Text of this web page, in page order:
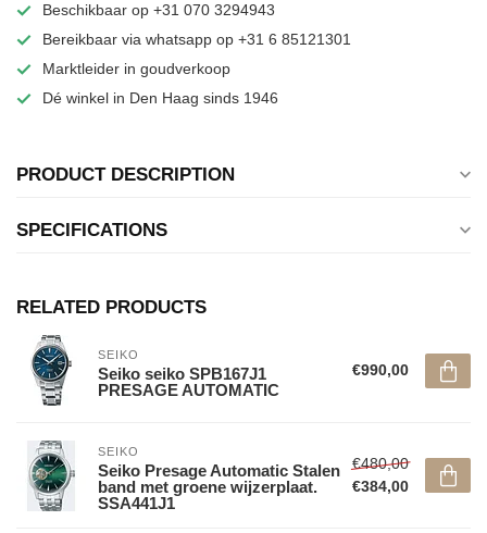
Beschikbaar op +31 070 3294943
Bereikbaar via whatsapp op +31 6 85121301
Marktleider in goudverkoop
Dé winkel in Den Haag sinds 1946
PRODUCT DESCRIPTION
SPECIFICATIONS
RELATED PRODUCTS
SEIKO
Seiko seiko SPB167J1
PRESAGE AUTOMATIC
€990,00
SEIKO
Seiko Presage Automatic Stalen
band met groene wijzerplaat.
SSA441J1
€480,00
€384,00